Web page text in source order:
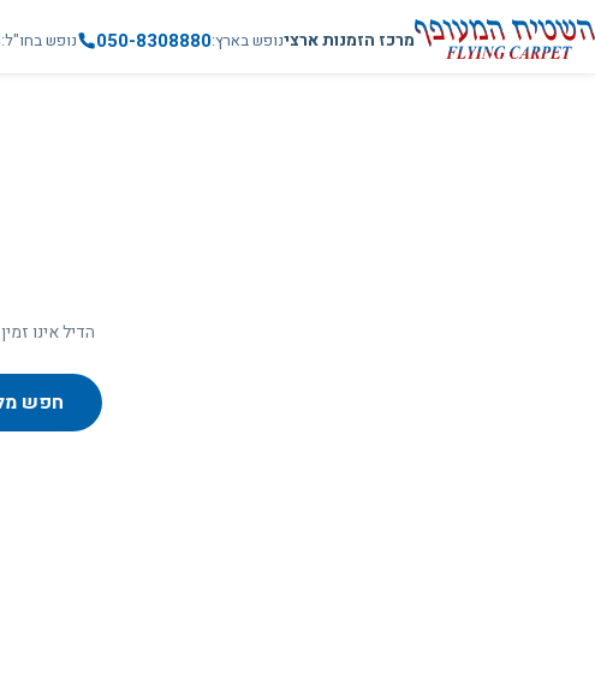
מרכז הזמנות ארצינופש בארץ050-8308880 נופש בחו"ל
הדיל אינו
חפש